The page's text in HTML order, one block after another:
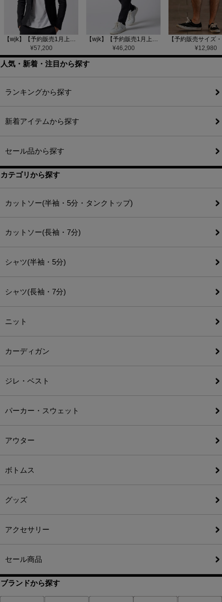
【wjk】【予約販売1月上旬～中旬入荷】function knit jacket(jacquard check) ニットジャケット(207 mw08j)
¥57,200
【wjk】【予約販売1月上旬～中旬入荷】function knit easy slacks(jacquard check) ニットイージーパンツ(504 mw08j)
¥46,200 ¥12,980
人気・新着・注目から探す
ランキングから探す
新着アイテムから探す
セール品から探す
カテゴリから探す
カットソー(半袖・5分・タンクトップ)
カットソー(長袖・7分)
シャツ(半袖・5分)
シャツ(長袖・7分)
ニット
カーディガン
ジレ・ベスト
パーカー・スウェット
アウター
ボトムス
グッズ
アクセサリー
セール商品
ブランドから探す